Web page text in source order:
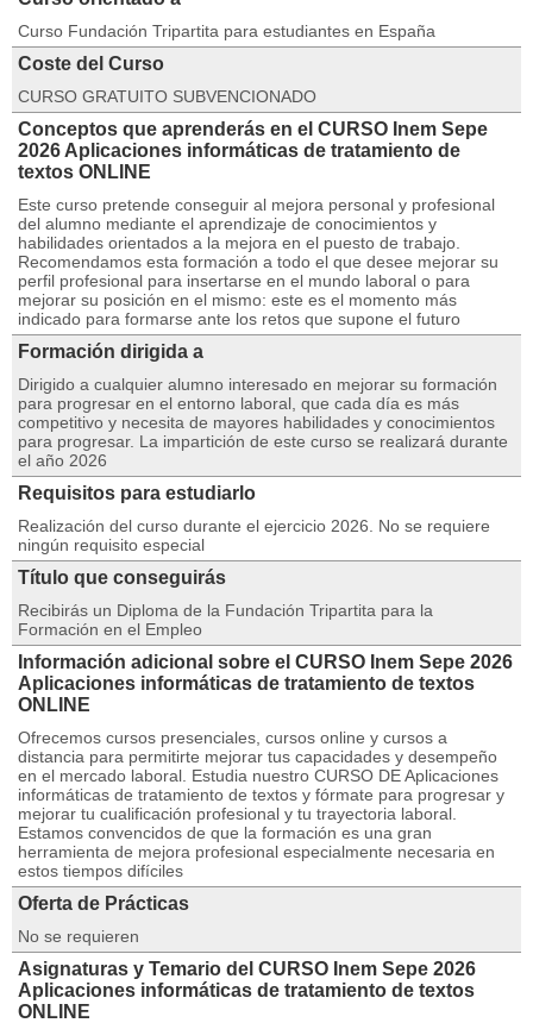
Curso Fundación Tripartita para estudiantes en España
Coste del Curso
CURSO GRATUITO SUBVENCIONADO
Conceptos que aprenderás en el CURSO Inem Sepe
2026 Aplicaciones informáticas de tratamiento de
textos ONLINE
Este curso pretende conseguir al mejora personal y profesional
del alumno mediante el aprendizaje de conocimientos y
habilidades orientados a la mejora en el puesto de trabajo.
Recomendamos esta formación a todo el que desee mejorar su
perfil profesional para insertarse en el mundo laboral o para
mejorar su posición en el mismo: este es el momento más
indicado para formarse ante los retos que supone el futuro
Formación dirigida a
Dirigido a cualquier alumno interesado en mejorar su formación
para progresar en el entorno laboral, que cada día es más
competitivo y necesita de mayores habilidades y conocimientos
para progresar. La impartición de este curso se realizará durante
el año 2026
Requisitos para estudiarlo
Realización del curso durante el ejercicio 2026. No se requiere
ningún requisito especial
Título que conseguirás
Recibirás un Diploma de la Fundación Tripartita para la
Formación en el Empleo
Información adicional sobre el CURSO Inem Sepe 2026
Aplicaciones informáticas de tratamiento de textos
ONLINE
Ofrecemos cursos presenciales, cursos online y cursos a
distancia para permitirte mejorar tus capacidades y desempeño
en el mercado laboral. Estudia nuestro CURSO DE Aplicaciones
informáticas de tratamiento de textos y fórmate para progresar y
mejorar tu cualificación profesional y tu trayectoria laboral.
Estamos convencidos de que la formación es una gran
herramienta de mejora profesional especialmente necesaria en
estos tiempos difíciles
Oferta de Prácticas
No se requieren
Asignaturas y Temario del CURSO Inem Sepe 2026
Aplicaciones informáticas de tratamiento de textos
ONLINE